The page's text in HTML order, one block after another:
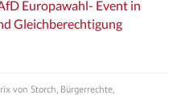
von Storch, Bürgerrechte,